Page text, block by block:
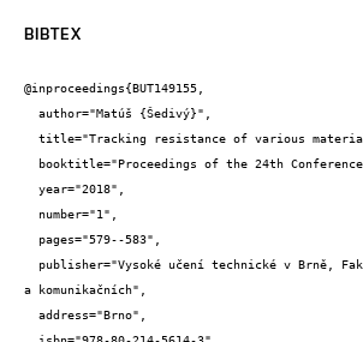
BIBTEX
@inproceedings{BUT149155,
a komunikačních",